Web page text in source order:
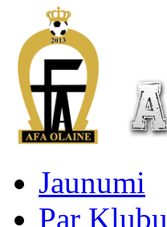
Jaunumi
Par Klubu